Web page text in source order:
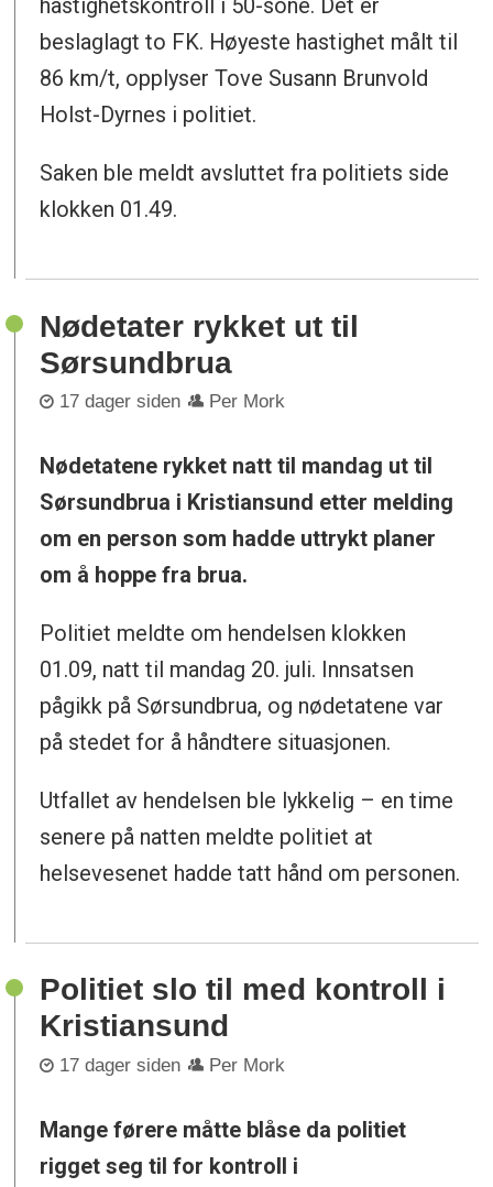
hastighetskontroll i 50-sone. Det er
beslaglagt to FK. Høyeste hastighet målt til
86 km/t, opplyser Tove Susann Brunvold
Holst-Dyrnes i politiet.
Saken ble meldt avsluttet fra politiets side
klokken 01.49.
Nødetater rykket ut til
Sørsundbrua
17 dager siden Per Mork
Nødetatene rykket natt til mandag ut til
Sørsundbrua i Kristiansund etter melding
om en person som hadde uttrykt planer
om å hoppe fra brua.
Politiet meldte om hendelsen klokken
01.09, natt til mandag 20. juli. Innsatsen
pågikk på Sørsundbrua, og nødetatene var
på stedet for å håndtere situasjonen.
Utfallet av hendelsen ble lykkelig – en time
senere på natten meldte politiet at
helsevesenet hadde tatt hånd om personen.
Politiet slo til med kontroll i
Kristiansund
17 dager siden Per Mork
Mange førere måtte blåse da politiet
rigget seg til for kontroll i